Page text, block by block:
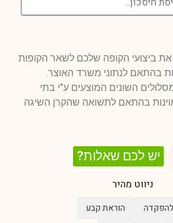
את ביצועי הקופה שלכם לשאר הקופות
בהתאם לנתוני משרד האוצר.
השונים המוצעים ע"י בתי
בהתאם לתשואה שהקרן השיגה
יש לכם שאלות?
ניווט מהיר
להפקדה
הוראת קבע